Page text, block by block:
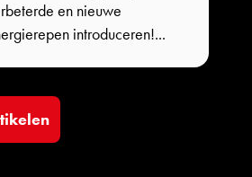
en nieuwe
introduceren!...